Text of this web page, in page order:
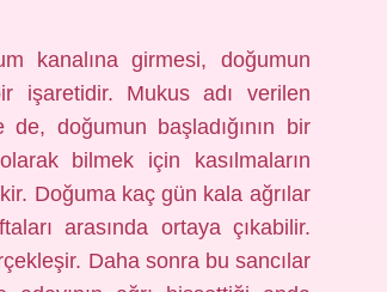
kanalına girmesi, doğumun
işaretidir. Mukus adı verilen
doğumun başladığının bir
bilmek için kasılmaların
Doğuma kaç gün kala ağrılar
arasında ortaya çıkabilir.
Daha sonra bu sancılar